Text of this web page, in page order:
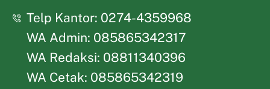
Telp Kantor: 0274-4359968
WA Admin: 085865342317
WA Redaksi: 08811340396
WA Cetak: 085865342319